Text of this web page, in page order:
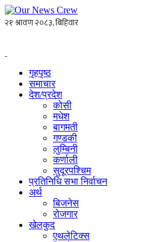
गृहपृष्ठ
समाचार
देश/प्रदेश
कोसी
मधेश
बागमती
गण्डकी
लुम्बिनी
कर्णाली
सुदूरपश्चिम
प्रतिनिधि सभा निर्वाचन
अर्थ
बिजनेस
रोजगार
खेलकुद
एथलेटिक्स